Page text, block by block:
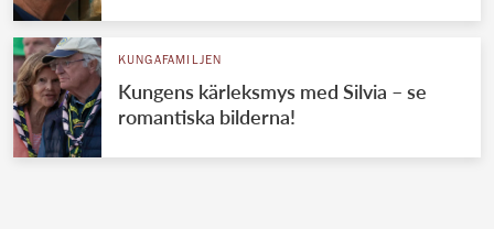
KUNGAFAMILJEN
Kungens kärleksmys med Silvia – se
romantiska bilderna!